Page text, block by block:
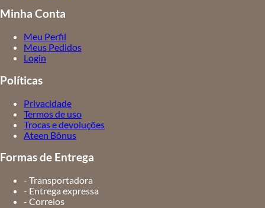
Minha Conta
Meu Perfil
Meus Pedidos
Login
Políticas
Privacidade
Termos de uso
Trocas e devoluções
Ateen Bônus
Formas de Entrega
- Transportadora
- Entrega expressa
- Correios